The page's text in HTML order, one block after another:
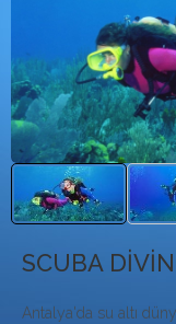
SCUBA
Antalya'da su altı